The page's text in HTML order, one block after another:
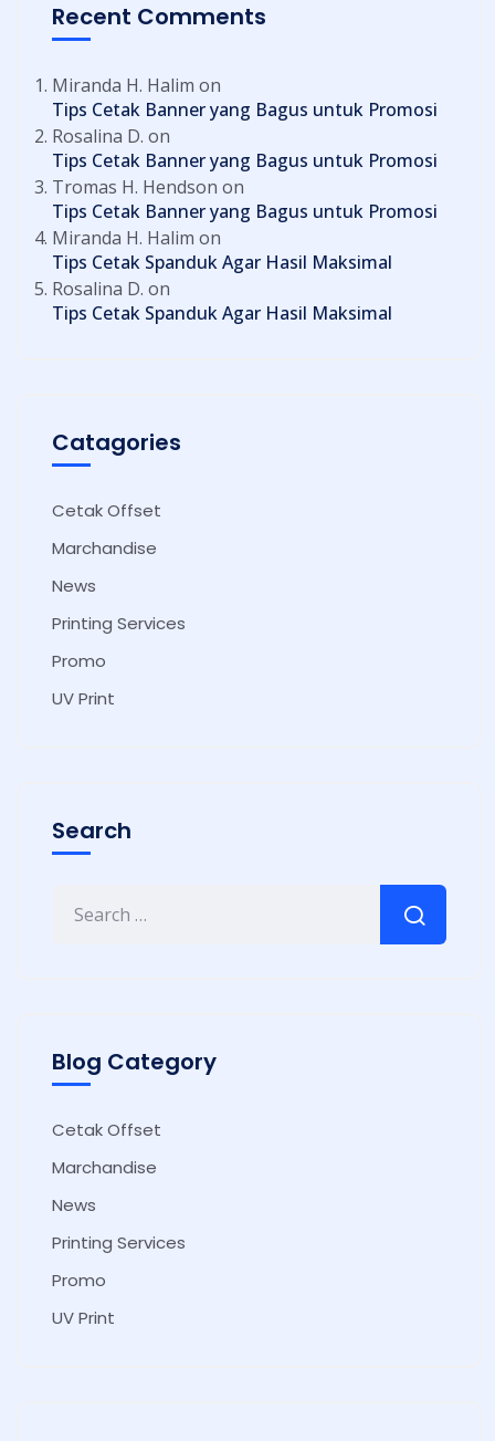
Recent Comments
Miranda H. Halim on
Tips Cetak Banner yang Bagus untuk Promosi
Rosalina D. on
Tips Cetak Banner yang Bagus untuk Promosi
Tromas H. Hendson on
Tips Cetak Banner yang Bagus untuk Promosi
Miranda H. Halim on
Tips Cetak Spanduk Agar Hasil Maksimal
Rosalina D. on
Tips Cetak Spanduk Agar Hasil Maksimal
Catagories
Cetak Offset
Marchandise
News
Printing Services
Promo
UV Print
Search
Blog Category
Cetak Offset
Marchandise
News
Printing Services
Promo
UV Print